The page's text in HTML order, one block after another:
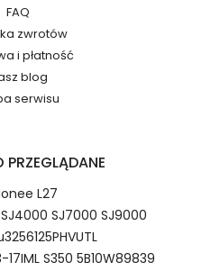
w
możesz odzyskać
zakupu, jeśli
do Ciebie nie
się znacznie różnić
FAQ
zwrotów
i płatność
blog
serwisu
L27
SJ7000 SJ9000
S350 5B10W89839